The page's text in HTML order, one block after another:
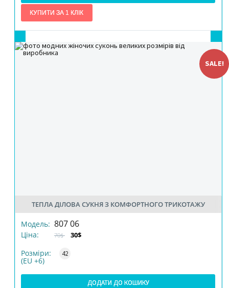
SALE!
ТЕПЛА ДІЛОВА СУКНЯ З КОМФОРТНОГО ТРИКОТАЖУ
Модель: 807 06
Ціна: 70$
30$
Розміри:
(EU +6)
42
ДОДАТИ ДО КОШИКУ
РОЗМІР
КІЛЬКІСТЬ